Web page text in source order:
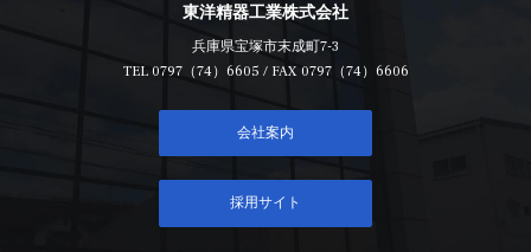
東洋精器工業株式会社
兵庫県宝塚市末成町7-3
TEL 0797（74）6605 / FAX 0797（74）6606
会社案内
採用サイト